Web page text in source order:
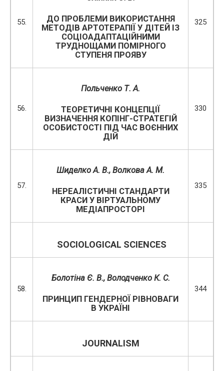
55.
ДО ПРОБЛЕМИ ВИКОРИСТАННЯ
МЕТОДІВ АРТОТЕРАПІЇ У ДІТЕЙ ІЗ
СОЦІОАДАПТАЦІЙНИМИ
ТРУДНОЩАМИ ПОМІРНОГО
СТУПЕНЯ ПРОЯВУ
325
56.
Польченко Т. А.
ТЕОРЕТИЧНІ КОНЦЕПЦІЇ
ВИЗНАЧЕННЯ КОПІНГ-СТРАТЕГІЙ
ОСОБИСТОСТІ ПІД ЧАС ВОЄННИХ
ДІЙ
330
57.
Шиделко А. В., Волкова А. М.
НЕРЕАЛІСТИЧНІ СТАНДАРТИ
КРАСИ У ВІРТУАЛЬНОМУ
МЕДІАПРОСТОРІ
335
SOCIOLOGICAL SCIENCES
58.
Болотіна Є. В., Володченко К. С.
ПРИНЦИП ГЕНДЕРНОЇ РІВНОВАГИ
В УКРАЇНІ
344
JOURNALISM